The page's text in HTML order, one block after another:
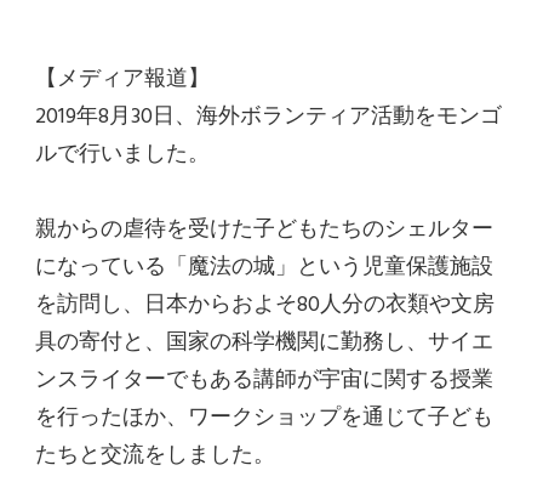
【メディア報道】
2019年8月30日、海外ボランティア活動をモンゴ
ルで行いました。
親からの虐待を受けた子どもたちのシェルター
になっている「魔法の城」という児童保護施設
を訪問し、日本からおよそ80人分の衣類や文房
具の寄付と、国家の科学機関に勤務し、サイエ
ンスライターでもある講師が宇宙に関する授業
を行ったほか、ワークショップを通じて子ども
たちと交流をしました。